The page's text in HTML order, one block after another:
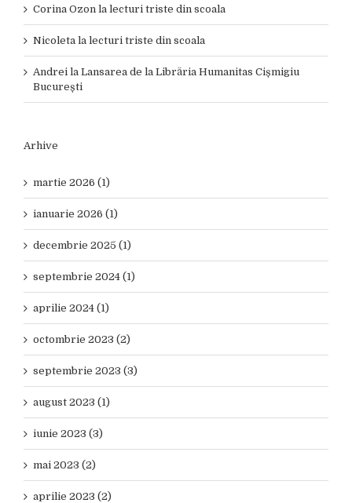
Corina Ozon la lecturi triste din scoala
Nicoleta la lecturi triste din scoala
Andrei la Lansarea de la Librăria Humanitas Cișmigiu
București
Arhive
martie 2026 (1)
ianuarie 2026 (1)
decembrie 2025 (1)
septembrie 2024 (1)
aprilie 2024 (1)
octombrie 2023 (2)
septembrie 2023 (3)
august 2023 (1)
iunie 2023 (3)
mai 2023 (2)
aprilie 2023 (2)